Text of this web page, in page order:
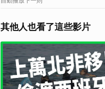
其他人也看了這些影片